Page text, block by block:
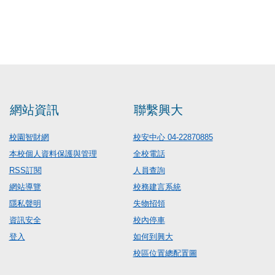
網站資訊
校園智財網
本校個人資料保護與管理
RSS訂閱
網站導覽
隱私聲明
資訊安全
登入
聯繫興大
校安中心 04-22870885
全校電話
人員查詢
校務建言系統
失物招領
校內停車
如何到興大
校區位置總配置圖